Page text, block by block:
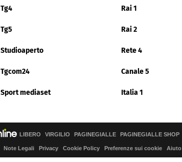
Tg4 Rai 1
Tg5 Rai 2
Studioaperto Rete 4
Tgcom24 Canale 5
Sport mediaset Italia 1
LIBERO VIRGILIO PAGINEGIALLE PAGINEGIALLE SHOP
Note Legali Privacy Cookie Policy Preferenze sui cookie Aiuto